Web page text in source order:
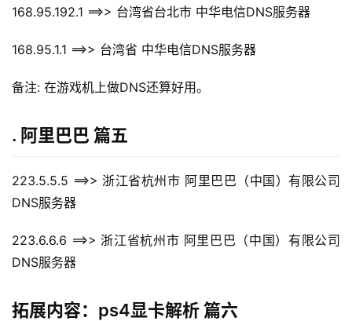
168.95.192.1 ==>> 台湾省台北市 中华电信DNS服务器
168.95.1.1 ==>> 台湾省 中华电信DNS服务器
备注: 在游戏机上做DNS还算好用。
. 阿里巴巴 篇五
223.5.5.5 ==>> 浙江省杭州市 阿里巴巴（中国）有限公司
DNS服务器
223.6.6.6 ==>> 浙江省杭州市 阿里巴巴（中国）有限公司
DNS服务器
拓展内容：ps4显卡解析 篇六